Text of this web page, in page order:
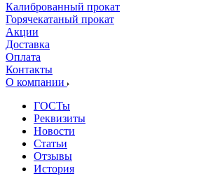
Калиброванный прокат
Горячекатаный прокат
Акции
Доставка
Оплата
Контакты
О компании
ГОСТы
Реквизиты
Новости
Статьи
Отзывы
История